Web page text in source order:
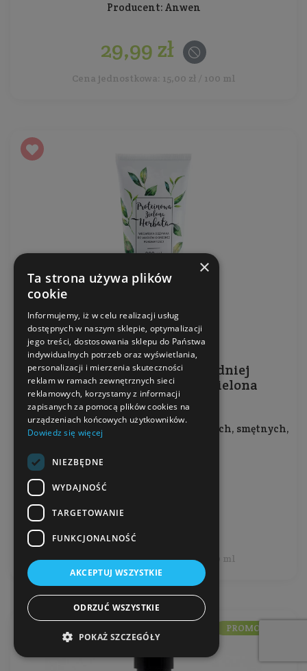
Producent: Anwen
29,99 zł
Cena jednostkowa: 15,00 zł / 100 ml
Odżywka do włosów o średniej
porowatości Proteinowa Zielona
Herbata
Do włosów średnioporowatych, łamliwych, smętnych,
29,99 zł
Cena jednostkowa: 15,00 zł / 100 ml
PROMOCJA
×
Ta strona używa plików
cookie
Informujemy, iż w celu realizacji usług
dostępnych w naszym sklepie, optymalizacji
jego treści, dostosowania sklepu do Państwa
indywidualnych potrzeb oraz wyświetlania,
personalizacji i mierzenia skuteczności
reklam w ramach zewnętrznych sieci
reklamowych, korzystamy z informacji
zapisanych za pomocą plików cookies na
urządzeniach końcowych użytkowników.
Dowiedz się więcej
NIEZBĘDNE
WYDAJNOŚĆ
TARGETOWANIE
FUNKCJONALNOŚĆ
AKCEPTUJ WSZYSTKIE
ODRZUĆ WSZYSTKIE
POKAŻ SZCZEGÓŁY